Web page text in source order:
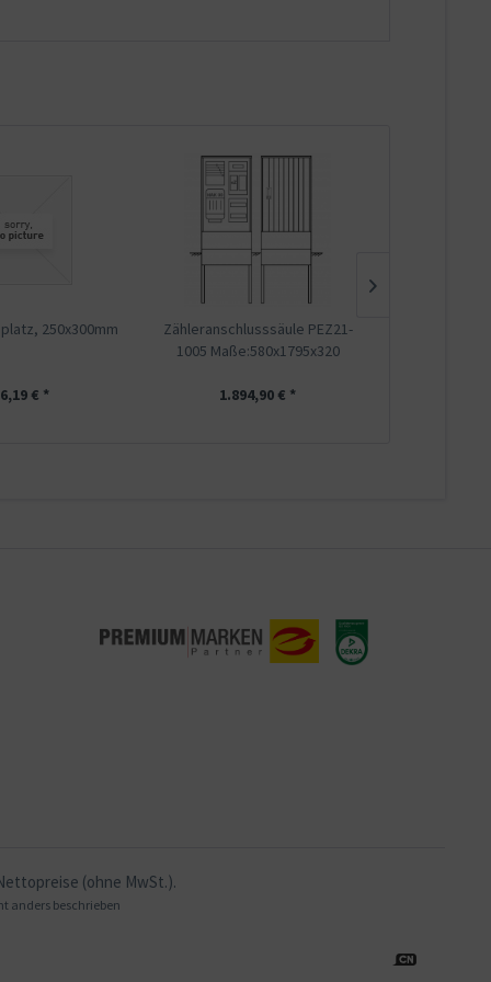
250x300mm
€ *
Zähleranschlusssäule PEZ21-
1005 Maße:580x1795x320
1.894,90 € *
(ohne MwSt.).
anders beschrieben